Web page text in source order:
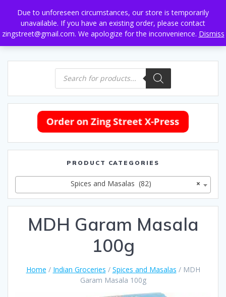
Due to unforeseen circumstances, our store is temporarily
unavailable. If you have an existing order, please contact
zingstreet@gmail.com. We apologize for the inconvenience. Dismiss
to
content
Products
search
PRODUCT CATEGORIES
×
Spices and Masalas (82)
MDH Garam Masala
100g
Home / Indian Groceries / Spices and Masalas / MDH
Garam Masala 100g